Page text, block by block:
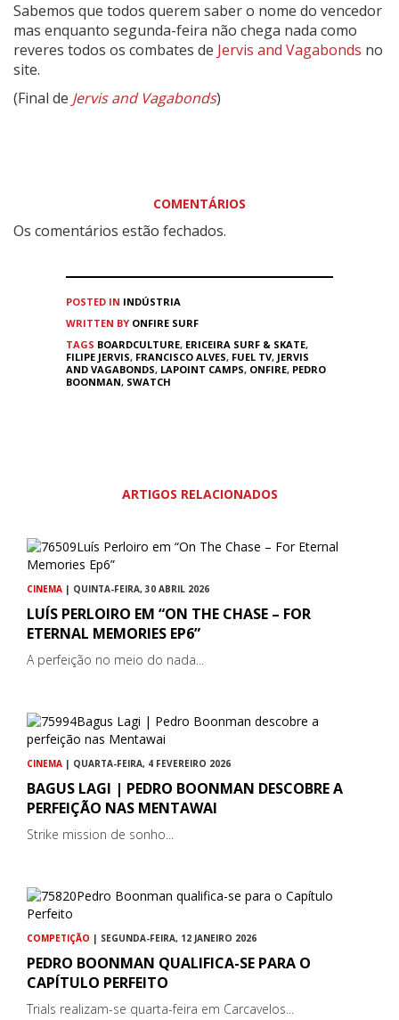
Sabemos que todos querem saber o nome do vencedor
mas enquanto segunda-feira não chega nada como
reveres todos os combates de Jervis and Vagabonds no
site.
(Final de Jervis and Vagabonds)
COMENTÁRIOS
Os comentários estão fechados.
POSTED IN INDÚSTRIA
WRITTEN BY ONFIRE SURF
TAGS BOARDCULTURE, ERICEIRA SURF & SKATE,
FILIPE JERVIS, FRANCISCO ALVES, FUEL TV, JERVIS
AND VAGABONDS, LAPOINT CAMPS, ONFIRE, PEDRO
BOONMAN, SWATCH
ARTIGOS RELACIONADOS
CINEMA | QUINTA-FEIRA, 30 ABRIL 2026
LUÍS PERLOIRO EM “ON THE CHASE – FOR
ETERNAL MEMORIES EP6”
A perfeição no meio do nada...
CINEMA | QUARTA-FEIRA, 4 FEVEREIRO 2026
BAGUS LAGI | PEDRO BOONMAN DESCOBRE A
PERFEIÇÃO NAS MENTAWAI
Strike mission de sonho...
COMPETIÇÃO | SEGUNDA-FEIRA, 12 JANEIRO 2026
PEDRO BOONMAN QUALIFICA-SE PARA O
CAPÍTULO PERFEITO
Trials realizam-se quarta-feira em Carcavelos...